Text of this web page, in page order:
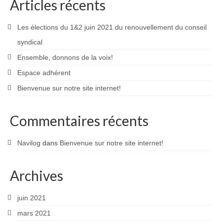
Articles récents
Les élections du 1&2 juin 2021 du renouvellement du conseil
syndical
Ensemble, donnons de la voix!
Espace adhérent
Bienvenue sur notre site internet!
Commentaires récents
Navilog dans Bienvenue sur notre site internet!
Archives
juin 2021
mars 2021